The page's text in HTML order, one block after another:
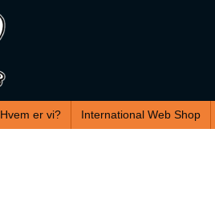
Hvem er vi? International Web Shop